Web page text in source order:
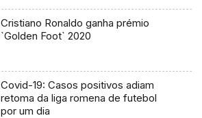
Cristiano Ronaldo ganha prémio
`Golden Foot` 2020
Covid-19: Casos positivos adiam
retoma da liga romena de futebol
por um dia